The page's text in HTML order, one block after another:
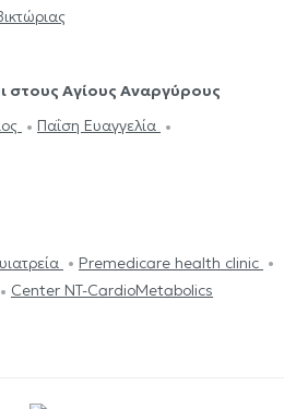
στους Αγίους Αναργύρους
Παΐση Ευαγγελία
Premedicare health clinic
Center NT-CardioMetabolics